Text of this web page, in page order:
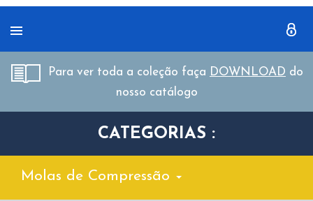
Para ver toda a coleção faça DOWNLOAD do
nosso catálogo
CATEGORIAS :
Molas de Compressão